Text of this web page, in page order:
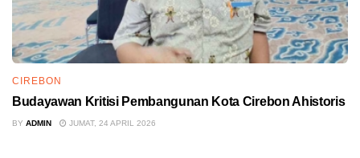
CIREBON
Budayawan Kritisi Pembangunan Kota Cirebon Ahistoris
BY ADMIN JUMAT, 24 APRIL 2026